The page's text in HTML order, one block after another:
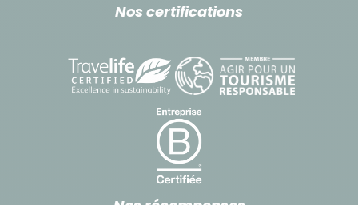
comme l'utilisation du "rickshaw" (pousse-pousse).
€/repas
Artisanat à acheter sur place et sensibilisation sur la
sauvegarde d’espèces animales et végétales :
En règle générale, les voyageurs doivent se garder
d’abuser de la tentation de populations démunies à
vendre des objets traditionnels, ou faisant partie du
Nos certifications